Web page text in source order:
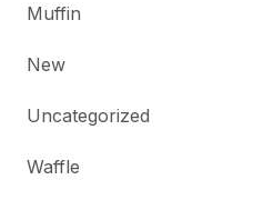
Muffin
New
Uncategorized
Waffle